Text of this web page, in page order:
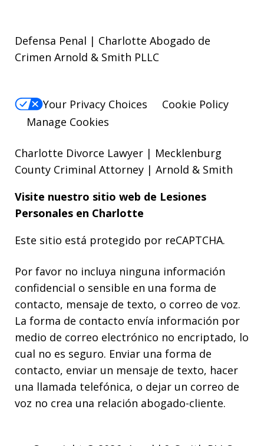
Defensa Penal | Charlotte Abogado de
Crimen Arnold & Smith PLLC
Your Privacy Choices
Cookie Policy
Manage Cookies
Charlotte Divorce Lawyer | Mecklenburg
County Criminal Attorney | Arnold & Smith
Visite nuestro sitio web de Lesiones
Personales en Charlotte
Este sitio está protegido por reCAPTCHA.
Por favor no incluya ninguna información
confidencial o sensible en una forma de
contacto, mensaje de texto, o correo de voz.
La forma de contacto envía información por
medio de correo electrónico no encriptado, lo
cual no es seguro. Enviar una forma de
contacto, enviar un mensaje de texto, hacer
una llamada telefónica, o dejar un correo de
voz no crea una relación abogado-cliente.